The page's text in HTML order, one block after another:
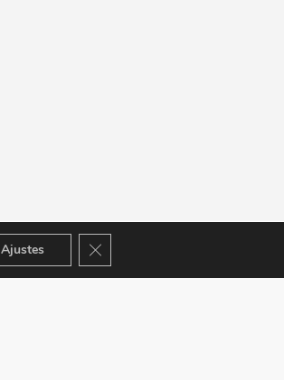
Ajustes Cerrar el banner de cookies RGPD